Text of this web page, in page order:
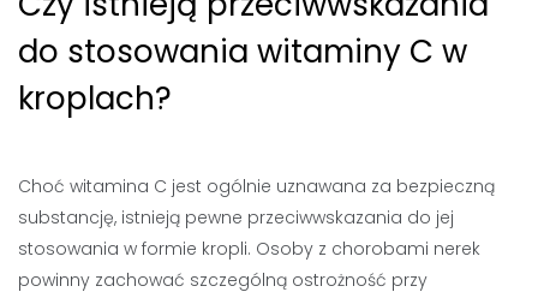
do stosowania witaminy C w
kroplach?
Choć witamina C jest ogólnie uznawana za bezpieczną
substancję, istnieją pewne przeciwwskazania do jej
stosowania w formie kropli. Osoby z chorobami nerek
powinny zachować szczególną ostrożność przy